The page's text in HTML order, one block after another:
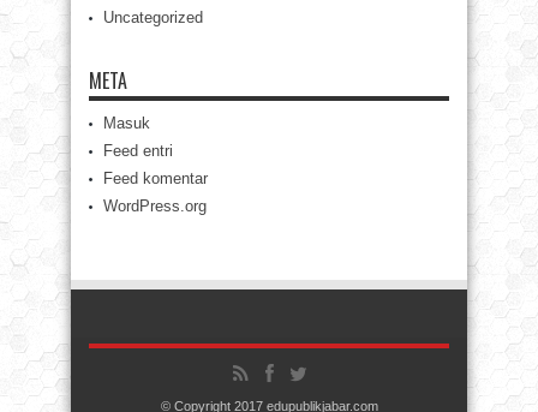
Uncategorized
META
Masuk
Feed entri
Feed komentar
WordPress.org
© Copyright 2017 edupublikjabar.com